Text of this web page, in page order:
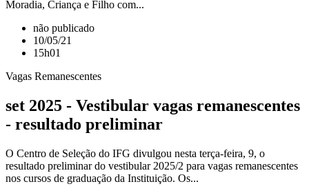
Moradia, Criança e Filho com...
não publicado
10/05/21
15h01
Vagas Remanescentes
set 2025 - Vestibular vagas remanescentes
- resultado preliminar
O Centro de Seleção do IFG divulgou nesta terça-feira, 9, o
resultado preliminar do vestibular 2025/2 para vagas remanescentes
nos cursos de graduação da Instituição. Os...